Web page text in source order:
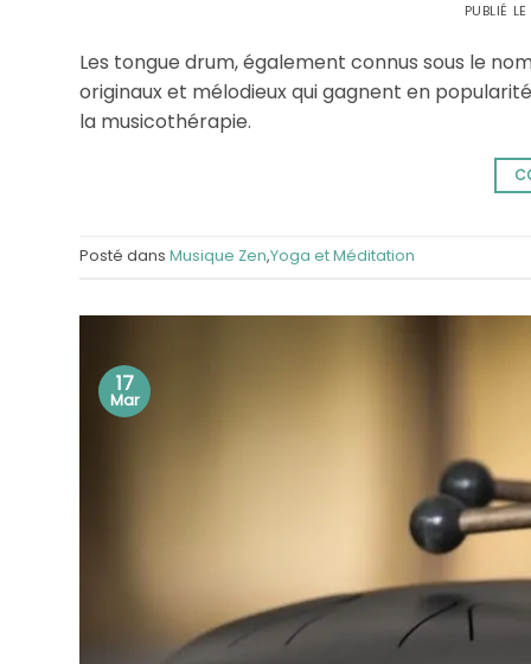
PUBLIÉ LE
Les tongue drum, également connus sous le
originaux et mélodieux qui gagnent en
la musicothérapie.
Posté dans Musique Zen,Yoga et Méditation
17
Mar